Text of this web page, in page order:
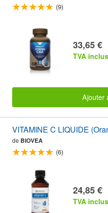
(9)
33,65 €
TVA
Ajouter
VITAMINE C LIQUIDE
de BIOVEA
(6)
24,85 €
TVA